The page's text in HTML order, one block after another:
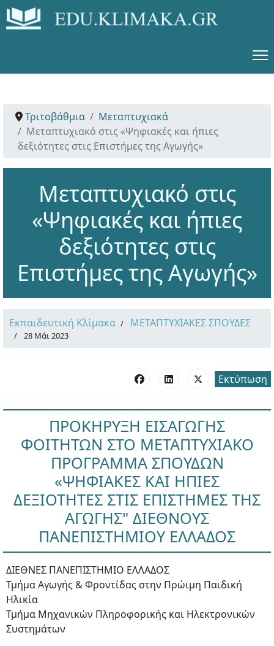
Τριτοβάθμια
Μεταπτυχιακά
Μεταπτυχιακό στις «Ψηφιακές και ήπιες
δεξιότητες στις Επιστήμες της Αγωγής»
Μεταπτυχιακό στις
«Ψηφιακές και ήπιες
δεξιότητες στις
Επιστήμες της Αγωγής»
Εκπαιδευτική Κλίμακα ΜΕΤΑΠΤΥΧΙΑΚΕΣ ΣΠΟΥΔΕΣ
28 Μάι 2023
Εκτύπωση
ΠΡΟΚΗΡΥΞΗ ΕΙΣΑΓΩΓΗΣ
ΦΟΙΤΗΤΩΝ ΣΤΟ ΜΕΤΑΠΤΥΧΙΑΚΟ
ΠΡΟΓΡΑΜΜΑ ΣΠΟΥΔΩΝ
«ΨΗΦΙΑΚΕΣ ΚΑΙ ΗΠΙΕΣ
ΔΕΞΙΟΤΗΤΕΣ ΣΤΙΣ ΕΠΙΣΤΗΜΕΣ ΤΗΣ
ΑΓΩΓΗΣ" ΔΙΕΘΝΟΥΣ
ΠΑΝΕΠΙΣΤΗΜΙΟΥ ΕΛΛΑΔΟΣ
ΔΙΕΘΝΕΣ ΠΑΝΕΠΙΣΤΗΜΙΟ ΕΛΛΑΔΟΣ
Τμήμα Αγωγής & Φροντίδας στην Πρώιμη Παιδική
Ηλικία
Τμήμα Μηχανικών Πληροφορικής και Ηλεκτρονικών
Συστημάτων